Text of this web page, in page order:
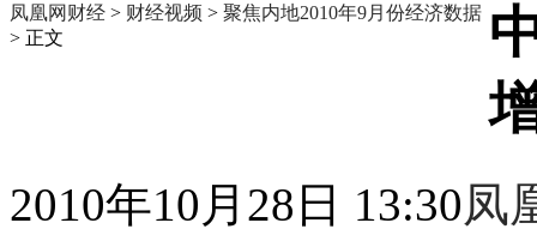
凤凰网财经 > 财经视频 > 聚焦内地2010年9月份经济数据
> 正文
2010年10月28日 13:30凤